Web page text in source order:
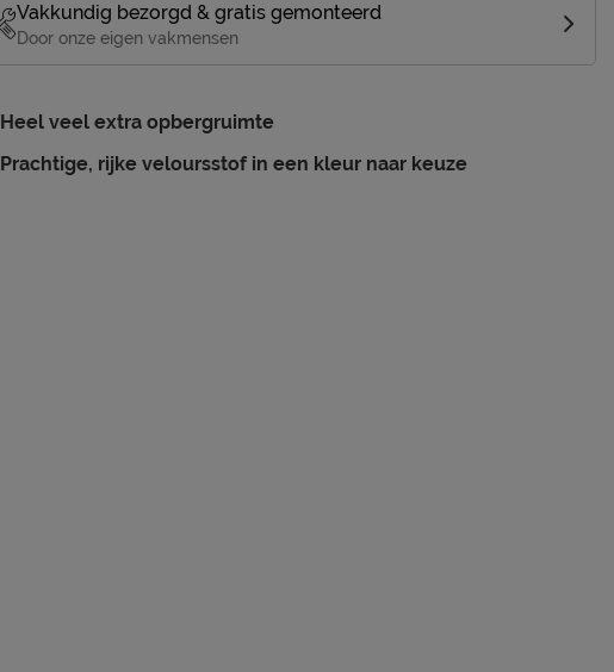
Vakkundig bezorgd & gratis gemonteerd
Door onze eigen vakmensen
Heel veel extra opbergruimte
Prachtige, rijke veloursstof in een kleur naar keuze